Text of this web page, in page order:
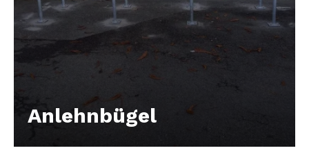
Anlehnbügel